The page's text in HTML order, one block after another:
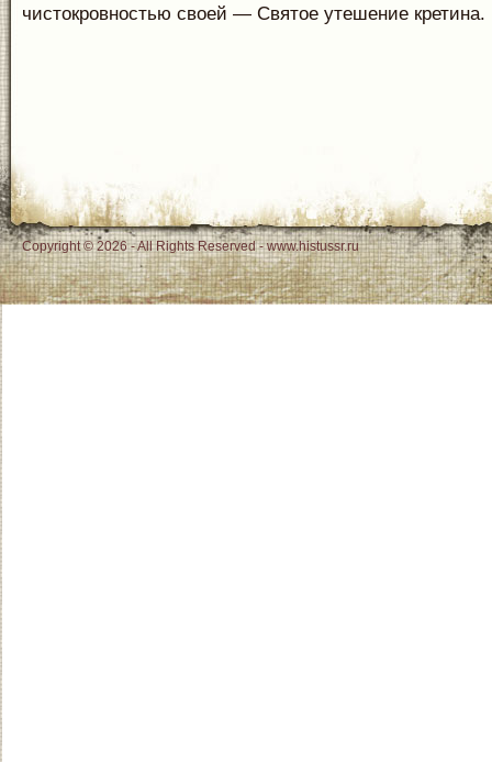
чистокровностью своей — Святое утешение
Copyright © 2026 - All Rights Reserved - www.histussr.ru